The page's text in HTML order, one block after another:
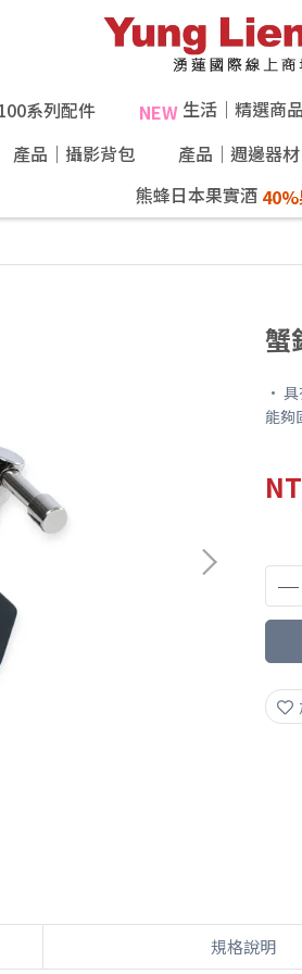
系列配件 NEW生活｜精選商品
產品｜攝影背包
產品｜週邊器材
熊蜂日本果實酒
蟹
•
能夠
規格說明